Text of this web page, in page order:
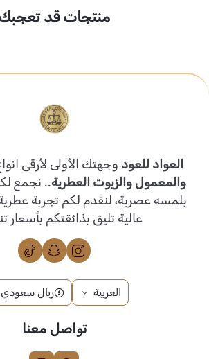
منتجات قد
العواد للعود وجهتك الأولى لأرقى
والمعمول والزيوت العطرية.. نجمع
بلمسه عصرية، لنقدم لكم تجربة
عالية تليق بذائقتكم بأسعار
العربية ريال سعودي
تواصل معنا